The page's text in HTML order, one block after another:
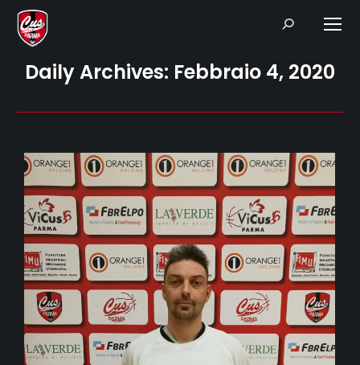
Search:
Daily Archives: Febbraio 4, 2020